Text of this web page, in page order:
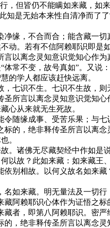
但皆仍不能瞒如来藏，如
知是无始本来性自清净而
，不合而合；能含藏一
动。若有不信阿赖耶识即
以离念灵知意识觉知心作
常不变，故号真如”。又
的学人都应该赶快远离。
识不生。七识不生故，则
所言以离念灵知意识觉知
心从来就无生死故。
缘成事、受苦乐果；与
的，绝非释传圣所言以离
。
诸佛无尽藏契经中作如是
以故？此如来藏：如来藏
别相故。以何义故名如来
来藏。明无量法及一切
阿赖耶识心体作为证悟之
，即第八阿赖耶识。密严
，绝非释传圣所言以离念